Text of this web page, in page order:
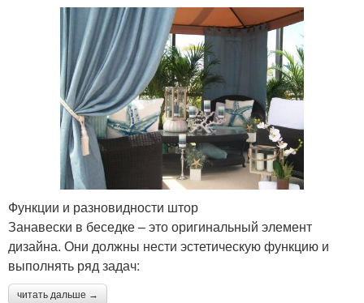
Функции и разновидности штор
Занавески в беседке – это оригинальный элемент
дизайна. Они должны нести эстетическую функцию и
выполнять ряд задач:
читать дальше →